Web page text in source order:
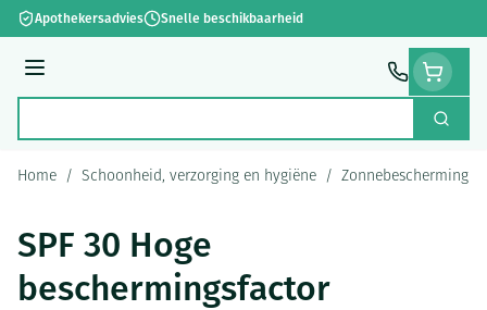
Ga naar de inhoud
Apothekersadvies Snelle beschikbaarheid
Menu
Zoek
Home / Schoonheid, verzorging en hygiëne / Zonnebescherming
SPF 30 Hoge
beschermingsfactor